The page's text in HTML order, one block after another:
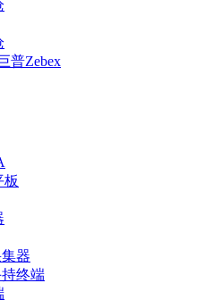
普Zebex
板
器
终端